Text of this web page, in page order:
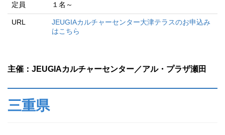
定員 １名～
URL
JEUGIAカルチャーセンター大津テラスのお申込み
はこちら
主催：JEUGIAカルチャーセンター／アル・プラザ瀬田
三重県